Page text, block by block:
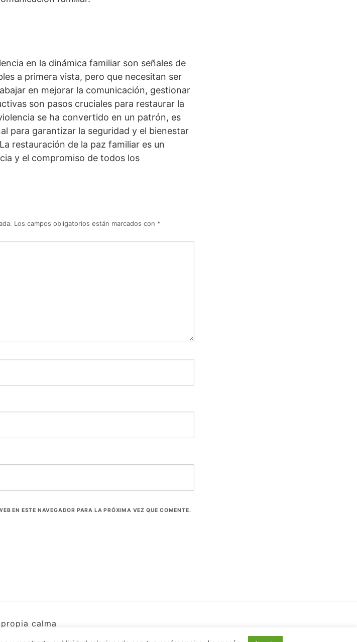
en la dinámica familiar son señales de
a primera vista, pero que necesitan ser
en mejorar la comunicación, gestionar
son pasos cruciales para restaurar la
se ha convertido en un patrón, es
para garantizar la seguridad y el bienestar
restauración de la paz familiar es un
y el compromiso de todos los
Los campos obligatorios están marcados con *
EN ESTE NAVEGADOR PARA LA PRÓXIMA VEZ QUE COMENTE.
calma